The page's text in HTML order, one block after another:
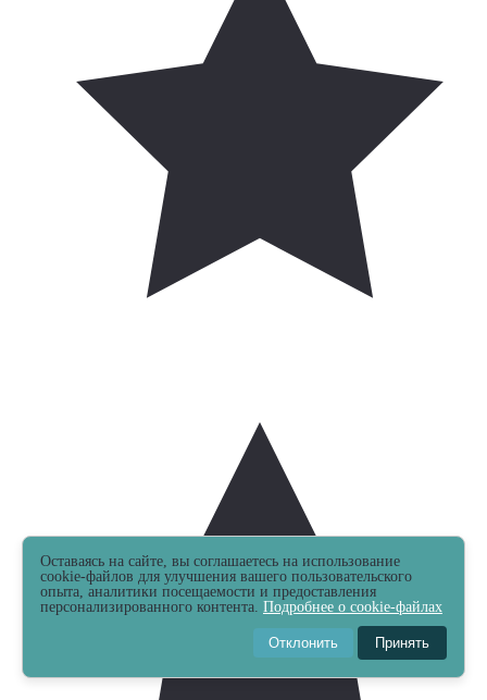
Оставаясь на сайте, вы соглашаетесь на использование
cookie-файлов для улучшения вашего пользовательского
опыта, аналитики посещаемости и предоставления
персонализированного контента. Подробнее о cookie-файлах
Отклонить Принять